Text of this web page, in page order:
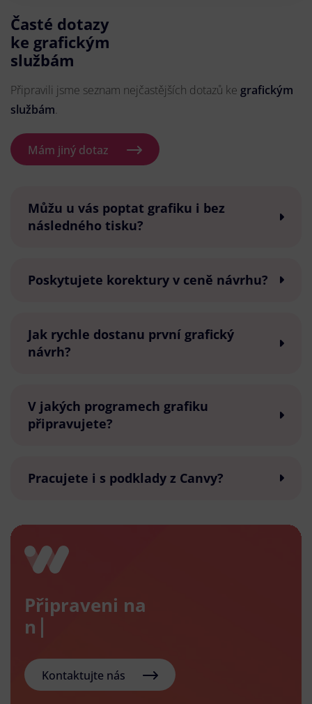
Časté dotazy
ke grafickým
službám
Připravili jsme seznam nejčastějších dotazů ke grafickým
službám.
Mám jiný dotaz
Můžu u vás poptat grafiku i bez
následného tisku?
Poskytujete korektury v ceně návrhu?
Jak rychle dostanu první grafický
návrh?
V jakých programech grafiku
připravujete?
Pracujete i s podklady z Canvy?
Připraveni na
nový e-
Kontaktujte nás